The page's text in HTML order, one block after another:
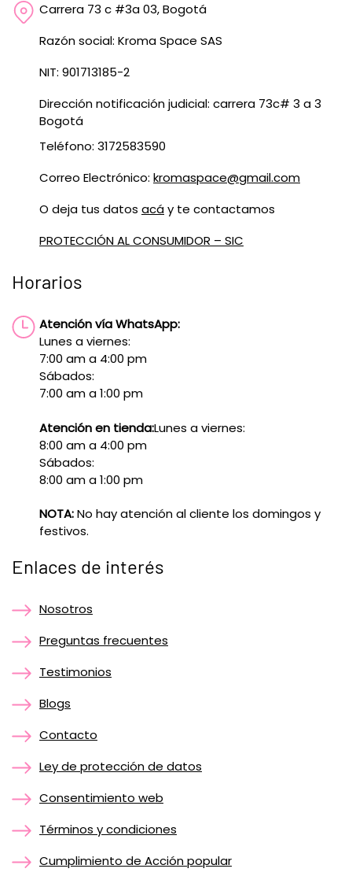
Carrera 73 c #3a 03, Bogotá
Razón social: Kroma Space SAS
NIT: 901713185-2
Dirección notificación judicial: carrera 73c# 3 a 3
Bogotá
Teléfono: 3172583590
Correo Electrónico: kromaspace@gmail.com
O deja tus datos acáy te contactamos
PROTECCIÓN AL CONSUMIDOR – SIC
Horarios
Atención vía WhatsApp:
Lunes a viernes:
7:00 am a 4:00 pm
Sábados:
7:00 am a 1:00 pm
Atención en tienda:Lunes a viernes:
8:00 am a 4:00 pm
Sábados:
8:00 am a 1:00 pm
NOTA:No hay atención al cliente los domingos y
festivos.
Enlaces de interés
Nosotros
Preguntas frecuentes
Testimonios
Blogs
Contacto
Ley de protección de datos
Consentimiento web
Términos y condiciones
Cumplimiento de Acción popular